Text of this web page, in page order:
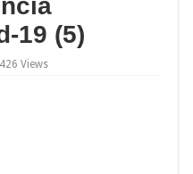
19 (5)
426 Views